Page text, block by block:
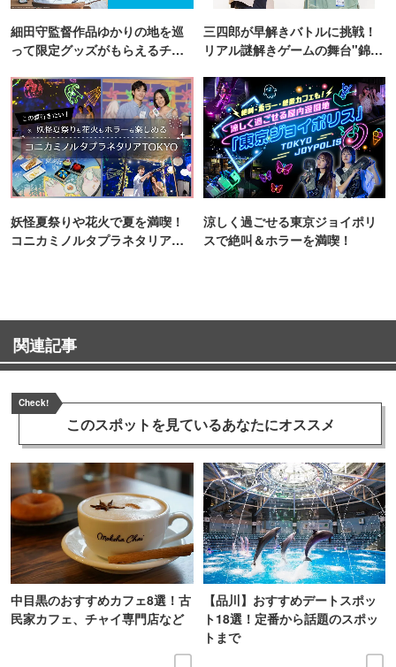
細田守監督作品ゆかりの地を巡
って限定グッズがもらえるチャ
三四郎が早解きバトルに挑戦！
リアル謎解きゲームの舞台"錦糸
妖怪夏祭りや花火で夏を満喫！
コニカミノルタプラネタリア
涼しく過ごせる東京ジョイポリ
スで絶叫＆ホラーを満喫！
関連記事
Check!
このスポットを見ているあなたにオススメ
中目黒のおすすめカフェ8選！古
民家カフェ、チャイ専門店など
【品川】おすすめデートスポッ
ト18選！定番から話題のスポッ
トまで